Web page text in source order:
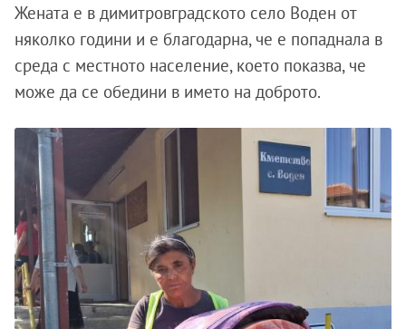
Жената е в димитровградското село Воден от
няколко години и е благодарна, че е попаднала в
среда с местното население, което показва, че
може да се обедини в името на доброто.